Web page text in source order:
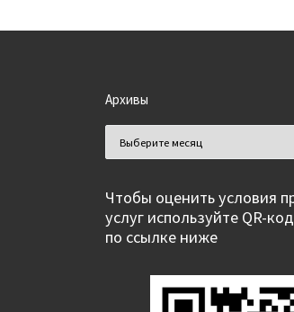
Архивы
Чтобы оценить условия
услуг используйте QR-
по ссылке ниже